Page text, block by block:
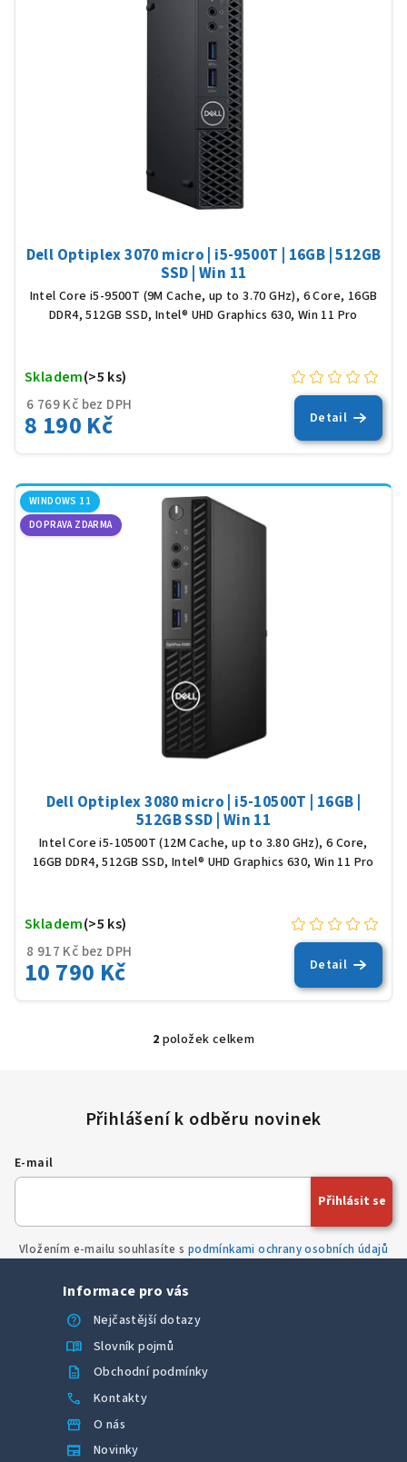
Dell Optiplex 3070 micro | i5-9500T | 16GB | 512GB
SSD | Win 11
Intel Core i5-9500T (9M Cache, up to 3.70 GHz), 6 Core, 16GB
DDR4, 512GB SSD, Intel® UHD Graphics 630, Win 11 Pro
6 769 Kč bez DPH
8 190 Kč
Skladem(>5 ks)
Detail
WINDOWS 11
DOPRAVA ZDARMA
Dell Optiplex 3080 micro | i5-10500T | 16GB |
512GB SSD | Win 11
Intel Core i5-10500T (12M Cache, up to 3.80 GHz), 6 Core,
16GB DDR4, 512GB SSD, Intel® UHD Graphics 630, Win 11 Pro
8 917 Kč bez DPH
10 790 Kč
Skladem(>5 ks)
Detail
O
á
d
c
v
i
2 položek celkem
E-mail
Vložením e-mailu souhlasíte s podmínkami ochrany osobních údajů
Přihlásit se
Informace pro vás
help
Nejčastější dotazy
menu_book Slovník pojmů
description Obchodní podmínky
call Kontakty
storefront O nás
newspaper Novinky